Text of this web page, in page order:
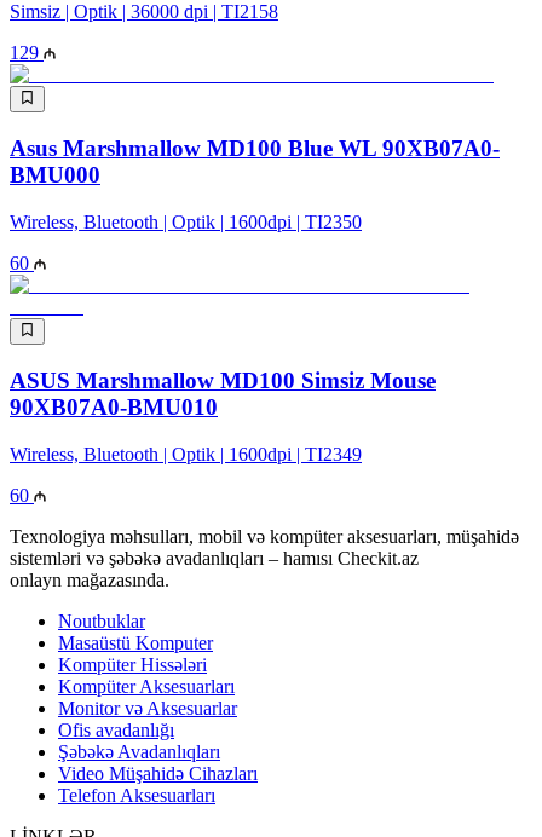
Simsiz | Optik | 36000 dpi | TI2158
129
Asus Marshmallow MD100 Blue WL 90XB07A0-
BMU000
Wireless, Bluetooth | Optik | 1600dpi | TI2350
60
ASUS Marshmallow MD100 Simsiz Mouse
90XB07A0-BMU010
Wireless, Bluetooth | Optik | 1600dpi | TI2349
60
Texnologiya məhsulları, mobil və kompüter aksesuarları, müşahidə
sistemləri və şəbəkə avadanlıqları – hamısı Checkit.az
onlayn mağazasında.
Noutbuklar
Masaüstü Komputer
Kompüter Hissələri
Kompüter Aksesuarları
Monitor və Aksesuarlar
Ofis avadanlığı
Şəbəkə Avadanlıqları
Video Müşahidə Cihazları
Telefon Aksesuarları